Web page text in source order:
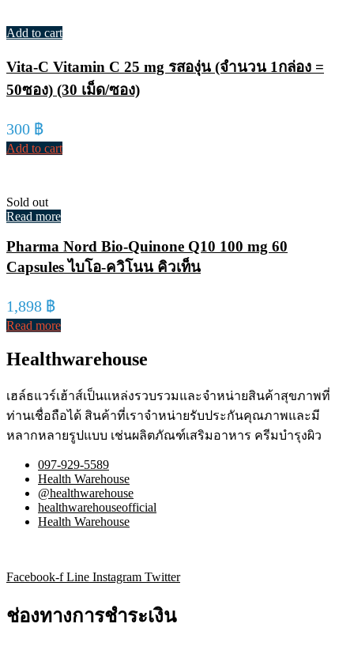
Add to cart
Vita-C Vitamin C 25 mg รสองุ่น (จำนวน 1กล่อง =
50ซอง) (30 เม็ด/ซอง)
300 ฿
Add to cart
Sold out
Read more
Pharma Nord Bio-Quinone Q10 100 mg 60
Capsules ไบโอ-ควิโนน คิวเท็น
1,898 ฿
Read more
Healthwarehouse
เฮล์ธแวร์เฮ้าส์เป็นแหล่งรวบรวมและจำหน่ายสินค้าสุขภาพที่
ท่านเชื่อถือได้ สินค้าที่เราจำหน่ายรับประกันคุณภาพและมี
หลากหลายรูปแบบ เช่นผลิตภัณฑ์เสริมอาหาร ครีมบำรุงผิว
097-929-5589
Health Warehouse
@healthwarehouse
healthwarehouseofficial
Health Warehouse
Facebook-f Line Instagram Twitter
ช่องทางการชำระเงิน